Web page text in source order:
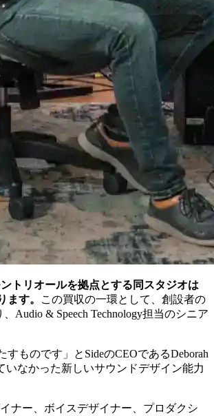
トリオールを拠点とする同スタジオは
す。
この買収の一環として、創設者の
Audio & Speech Technology担当のシニア
ものです」とSideのCEOであるDeborah
いなかった新しいサウンドデザイン能力
ナー、ボイスデザイナー、プロダクシ